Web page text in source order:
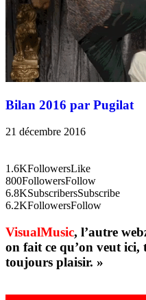
Bilan 2016 par Pugilat
21 décembre 2016
1.6KFollowersLike
800FollowersFollow
6.8KSubscribersSubscribe
6.2KFollowersFollow
VisualMusic, l’autre
on fait ce qu’on veut ici,
toujours plaisir. »